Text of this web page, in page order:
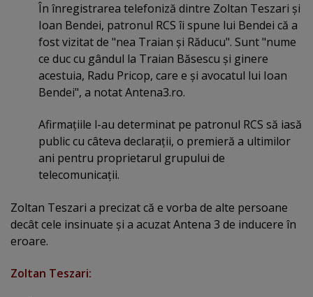
În înregistrarea telefoniză dintre Zoltan Teszari şi
Ioan Bendei, patronul RCS îi spune lui Bendei că a
fost vizitat de "nea Traian şi Răducu". Sunt "nume
ce duc cu gândul la Traian Băsescu şi ginere
acestuia, Radu Pricop, care e şi avocatul lui Ioan
Bendei", a notat Antena3.ro.
Afirmaţiile l-au determinat pe patronul RCS să iasă
public cu câteva declaraţii, o premieră a ultimilor
ani pentru proprietarul grupului de
telecomunicaţii.
Zoltan Teszari a precizat că e vorba de alte persoane
decât cele insinuate şi a acuzat Antena 3 de inducere în
eroare.
Zoltan Teszari: